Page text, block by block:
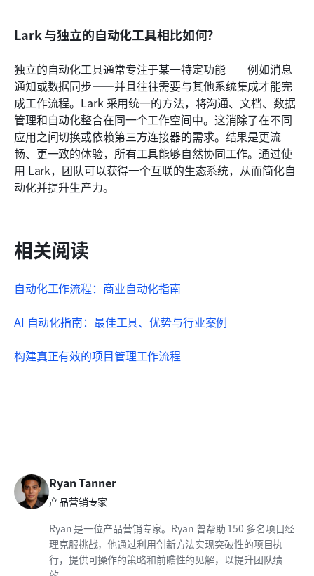
Lark 与独立的自动化工具相比如何？
独立的自动化工具通常专注于某一特定功能——例如消息
通知或数据同步——并且往往需要与其他系统集成才能完
成工作流程。Lark 采用统一的方法，将沟通、文档、数据
管理和自动化整合在同一个工作空间中。这消除了在不同
应用之间切换或依赖第三方连接器的需求。结果是更流
畅、更一致的体验，所有工具能够自然协同工作。通过使
用 Lark，团队可以获得一个互联的生态系统，从而简化自
动化并提升生产力。
相关阅读
自动化工作流程：商业自动化指南
AI 自动化指南：最佳工具、优势与行业案例
构建真正有效的项目管理工作流程
Ryan Tanner
产品营销专家
Ryan 是一位产品营销专家。Ryan 曾帮助 150 多名项目经
理克服挑战，他通过利用创新方法实现突破性的项目执
行，提供可操作的策略和前瞻性的见解，以提升团队绩